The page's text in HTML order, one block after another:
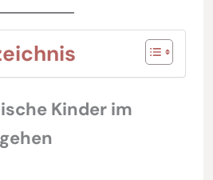
Kinder im